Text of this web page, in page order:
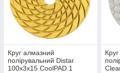
Круг алмазний
полірувальний Distar
100x3x15 CoolPAD 1